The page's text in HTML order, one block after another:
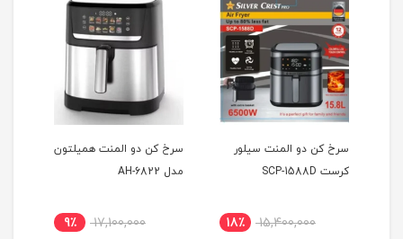
سرخ کن دو المنت سیلور
کرست SCP-1588D
15,400,000 18٪
سرخ کن دو المنت همیلتون
مدل AH-6822
17,100,000 9٪